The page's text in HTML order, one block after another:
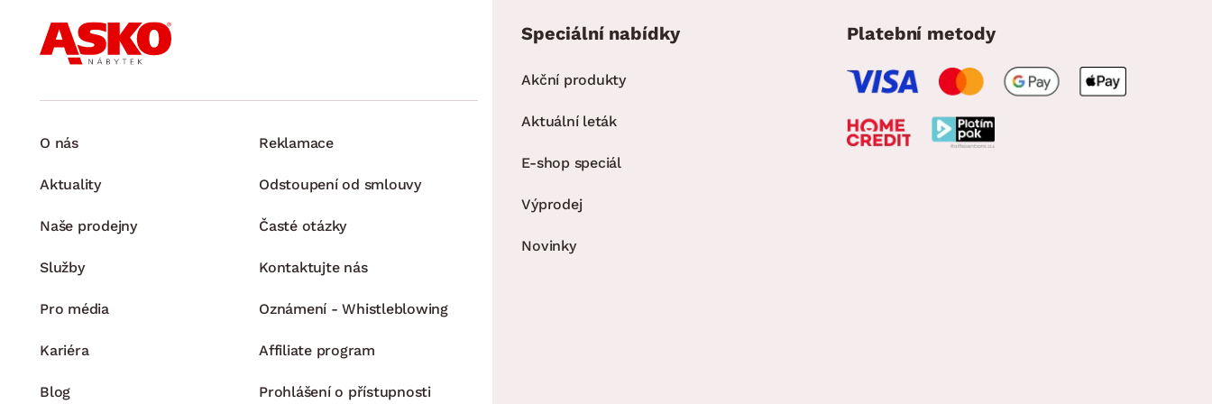
O nás
Aktuality
Naše prodejny
Služby
Pro média
Kariéra
Blog
Reklamace
Odstoupení od smlouvy
Časté otázky
Kontaktujte nás
Oznámení - Whistleblowing
Affiliate program
Prohlášení o přístupnosti
Speciální nabídky
Akční produkty
Aktuální leták
E-shop speciál
Výprodej
Novinky
Platební metody